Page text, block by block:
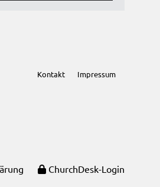
Kontakt Impressum
ChurchDesk-Login